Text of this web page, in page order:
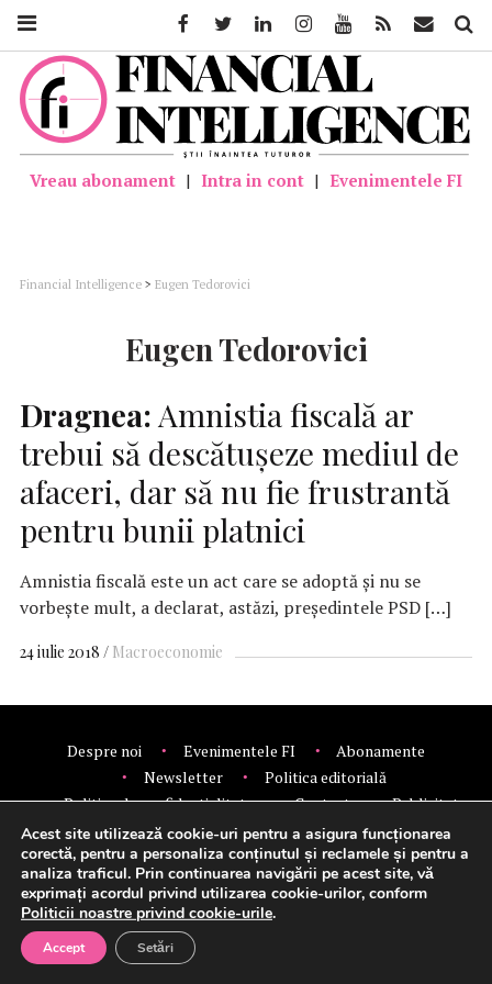
Vreau abonament | Intra in cont | Evenimentele FI
Financial Intelligence > Eugen Tedorovici
Eugen Tedorovici
Dragnea: Amnistia fiscală ar
trebui să descătușeze mediul de
afaceri, dar să nu fie frustrantă
pentru bunii platnici
Amnistia fiscală este un act care se adoptă şi nu se
vorbeşte mult, a declarat, astăzi, președintele PSD […]
24 iulie 2018 Macroeconomie
Despre noi Evenimentele FI
Abonamente
Newsletter
Politica editorială
Politica de confidentialitate
Contact
Publicitate
© 2026 Financial Intelligence.
Setări cookie-uri
FacebookTwitter LinkedinInstagramYoutube Feed Mail
Acest site utilizează cookie-uri pentru a asigura funcționarea
corectă, pentru a personaliza conținutul și reclamele și pentru a
analiza traficul. Prin continuarea navigării pe acest site, vă
exprimați acordul privind utilizarea cookie-urilor, conform
Politicii noastre privind cookie-urile.
Accept Setări